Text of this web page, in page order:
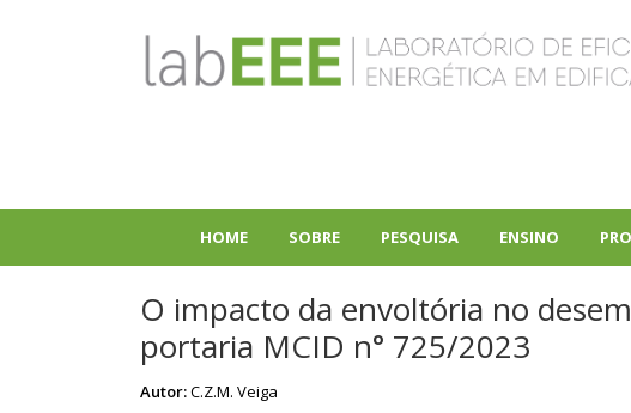
HOME SOBRE PESQUISA ENSINO
O impacto da envoltória no
portaria MCID n° 725/2023
Autor:C.Z.M. Veiga